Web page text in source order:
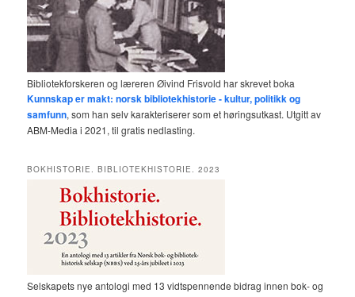
Bibliotekforskeren og læreren Øivind Frisvold har skrevet boka
Kunnskap er makt: norsk bibliotekhistorie - kultur, politikk og
samfunn, som han selv karakteriserer som et høringsutkast. Utgitt av
ABM-Media i 2021, til gratis nedlasting.
BOKHISTORIE. BIBLIOTEKHISTORIE. 2023
Selskapets nye antologi med 13 vidtspennende bidrag innen bok- og